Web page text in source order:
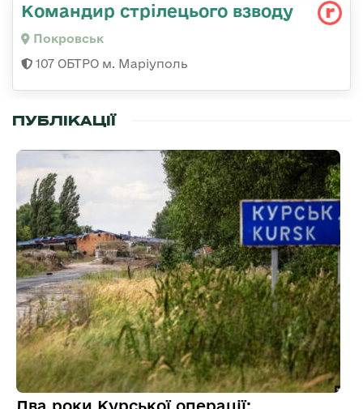
Командир стрілецього взводу
Покровськ
107 ОБТРО м. Маріуполь
ПУБЛІКАЦІЇ